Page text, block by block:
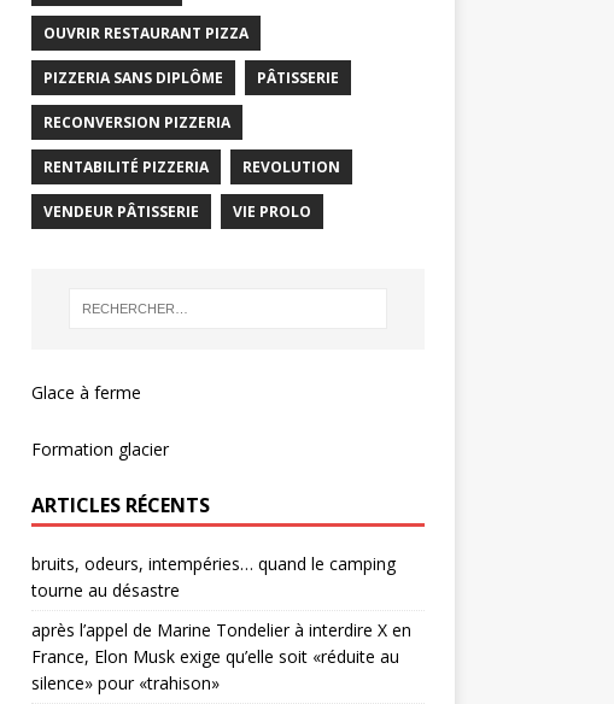
OUVRIR RESTAURANT PIZZA
PIZZERIA SANS DIPLÔME PÂTISSERIE
RECONVERSION PIZZERIA
RENTABILITÉ PIZZERIA REVOLUTION
VENDEUR PÂTISSERIE VIE PROLO
Glace à ferme
Formation glacier
ARTICLES RÉCENTS
bruits, odeurs, intempéries… quand le camping
tourne au désastre
après l’appel de Marine Tondelier à interdire X en
France, Elon Musk exige qu’elle soit «réduite au
silence» pour «trahison»